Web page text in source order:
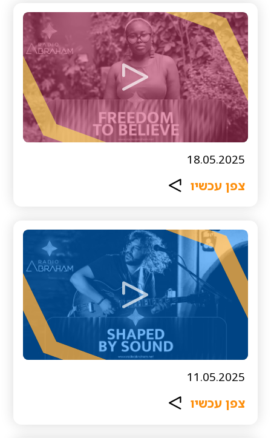
18.05.2025
צפן עכשיו
11.05.2025
צפן עכשיו